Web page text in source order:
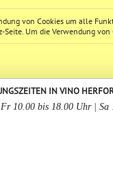
von Cookies um alle
-Seite. Um die Verwendung
IN VINO
10.00 bis 18.00 Uhr | Sa